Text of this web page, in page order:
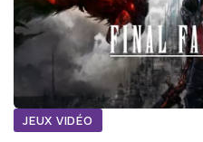
JEUX VIDÉO